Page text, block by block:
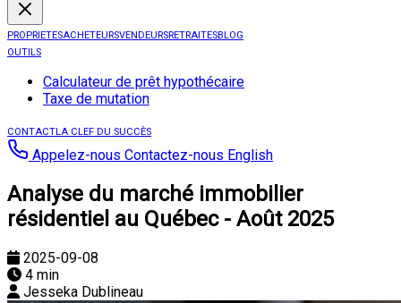
PROPRIETESACHETEURSVENDEURSRETRAITESBLOG
OUTILS
Calculateur de prêt hypothécaire
Taxe de mutation
CONTACTLA CLEF DU SUCCÈS
Appelez-nous Contactez-nous English
Analyse du marché immobilier
résidentiel au Québec - Août 2025
2025-09-08
4 min
Jesseka Dublineau